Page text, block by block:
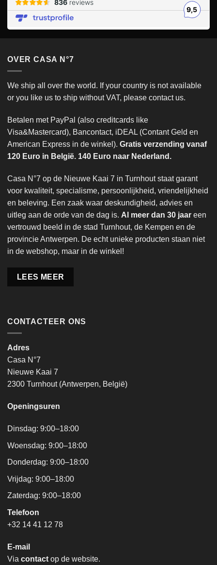
OVER CASA N°7
We ship all over the world. If your country is not available
or you like us to ship without VAT, please contact us.
Betalen met PayPal (also creditcards like
Visa&Mastercard), Bancontact, iDEAL (Contant Geld en
American Express in de winkel). Gratis verzending vanaf
120 Euro in België. 140 Euro naar Nederland.
Casa N°7 op de Nieuwe Kaai 7 in Turnhout staat garant
voor kwaliteit, specialisme, persoonlijkheid, vriendelijkheid
en beleving. Een zaak waar deskundigheid, advies en
uitleg aan de orde van de dag is. Al meer dan 30 jaar een
vertrouwd beeld in de stad Turnhout, de Kempen en de
provincie Antwerpen. De echt unieke producten staan niet
in de webshop, maar in de winkel!
LEES MEER
CONTACTEER ONS
Adres
Casa N°7
Nieuwe Kaai 7
2300 Turnhout (Antwerpen, België)
Openingsuren
Dinsdag: 9:00–18:00
Woensdag: 9:00–18:00
Donderdag: 9:00–18:00
Vrijdag: 9:00–18:00
Zaterdag: 9:00–18:00
Telefoon
+32 14 41 12 78
E-mail
Via contact op de website.